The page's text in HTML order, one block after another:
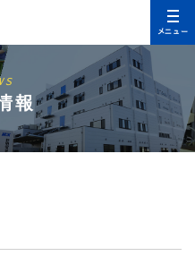
メニュー
報